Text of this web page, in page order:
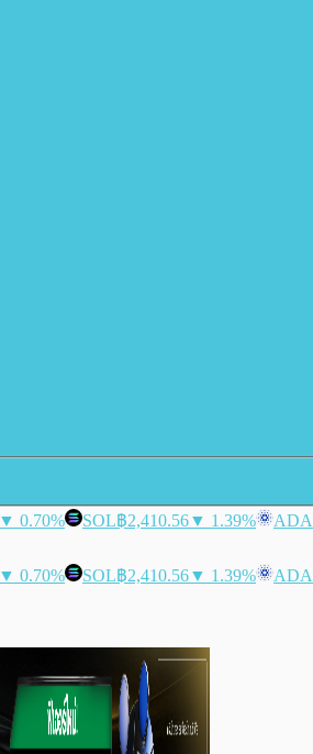
▼ 0.70% SOL฿2,410.56▼ 1.39% ADA
▼ 0.70% SOL฿2,410.56▼ 1.39% ADA